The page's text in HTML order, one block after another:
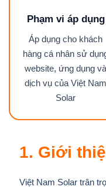
Phạm vi áp dụng
Áp dụng cho khách
hàng cá nhân sử
website, ứng dụng và
dịch vụ của Việt Nam
Solar
1. Giới
Việt Nam Solar trân